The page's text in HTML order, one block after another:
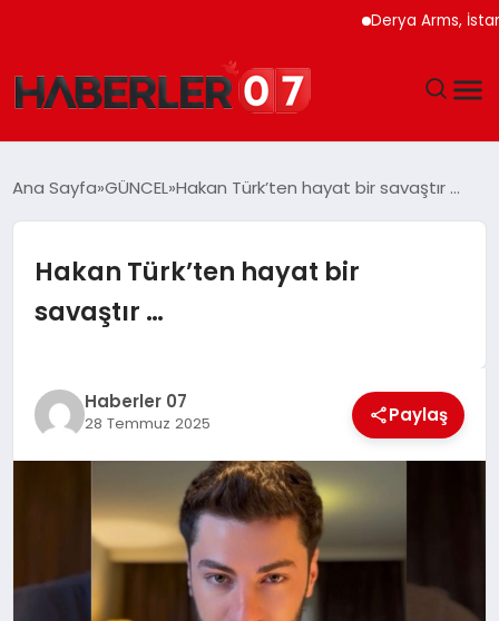
Derya Arms, İstanbul
EKONOMI
YAŞAM
TEKNOLOJI
EĞITIM
MAGAZIN
DIĞER
Ana Sayfa GÜNCEL Hakan Türk’ten hayat bir savaştır …
Hakan Türk’ten hayat bir
savaştır …
Haberler 07
28 Temmuz 2025 Paylaş